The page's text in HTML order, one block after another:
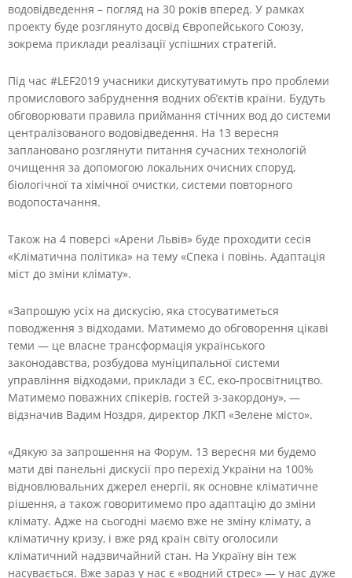
водовідведення – погляд на 30 років вперед. У рамках
проекту буде розглянуто досвід Європейського Союзу,
зокрема приклади реалізації успішних стратегій.
Під час #LEF2019 учасники дискутуватимуть про проблеми
промислового забруднення водних об’єктів країни. Будуть
обговорювати правила приймання стічних вод до системи
централізованого водовідведення. На 13 вересня
заплановано розглянути питання сучасних технологій
очищення за допомогою локальних очисних споруд,
біологічної та хімічної очистки, системи повторного
водопостачання.
Також на 4 поверсі «Арени Львів» буде проходити сесія
«Кліматична політика» на тему «Спека і повінь. Адаптація
міст до зміни клімату».
«Запрошую усіх на дискусію, яка стосуватиметься
поводження з відходами. Матимемо до обговорення цікаві
теми — це власне трансформація українського
законодавства, розбудова муніципальної системи
управління відходами, приклади з ЄС, еко-просвітництво.
Матимемо поважних спікерів, гостей з-закордону», —
відзначив Вадим Ноздря, директор ЛКП «Зелене місто».
«Дякую за запрошення на Форум. 13 вересня ми будемо
мати дві панельні дискусії про перехід України на 100%
відновлювальних джерел енергії, як основне кліматичне
рішення, а також говоритимемо про адаптацію до зміни
клімату. Адже на сьогодні маємо вже не зміну клімату, а
кліматичну кризу, і вже ряд країн світу оголосили
кліматичний надзвичайний стан. На Україну він теж
насувається. Вже зараз у нас є «водний стрес» — у нас дуже